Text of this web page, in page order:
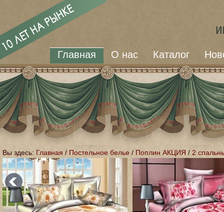
Главная О нас Каталог
Вы здесь: Главная / Постельное белье / Поплин АКЦИЯ / 2